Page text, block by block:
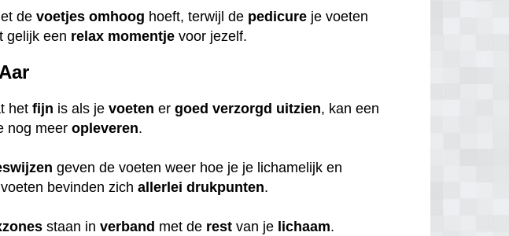
devoetjes omhoog hoeft, terwijl de pedicure je voeten
gelijk een relax momentje voor jezelf.
hetfijn is als jevoeten ergoed verzorgd uitzien, kan een
nog meeropleveren.
geven de voeten weer hoe je je lichamelijk en
bevinden zichallerlei drukpunten.
staan inverband met de rest van je lichaam.